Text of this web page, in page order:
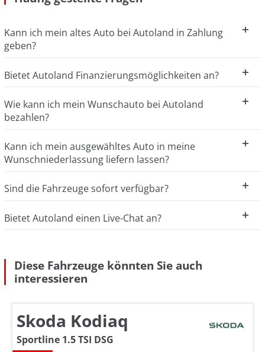
Kann ich mein altes Auto bei Autoland in Zahlung
geben?
Bietet Autoland Finanzierungsmöglichkeiten an?
Wie kann ich mein Wunschauto bei Autoland
bezahlen?
Kann ich mein ausgewähltes Auto in meine
Wunschniederlassung liefern lassen?
Sind die Fahrzeuge sofort verfügbar?
Bietet Autoland einen Live-Chat an?
Diese Fahrzeuge könnten Sie auch
interessieren
Skoda Kodiaq
Sportline 1.5 TSI DSG